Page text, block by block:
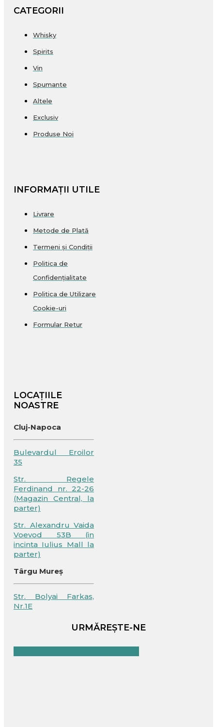
CATEGORII
Whisky
Spirits
Vin
Spumante
Altele
Exclusiv
Produse Noi
INFORMAȚII UTILE
Livrare
Metode de Plată
Termeni și Condiții
Politica de
Confidențialitate
Politica de Utilizare
Cookie-uri
Formular Retur
LOCAȚIILE
NOASTRE
Cluj-Napoca
Bulevardul Eroilor
35
Str. Regele
Ferdinand nr. 22-26
(Magazin Central, la
parter)
Str. Alexandru Vaida
Voevod 53B (in
incinta Iulius Mall la
parter)
Târgu Mureș
Str. Bolyai Farkas,
Nr.1E
URMĂREȘTE-NE